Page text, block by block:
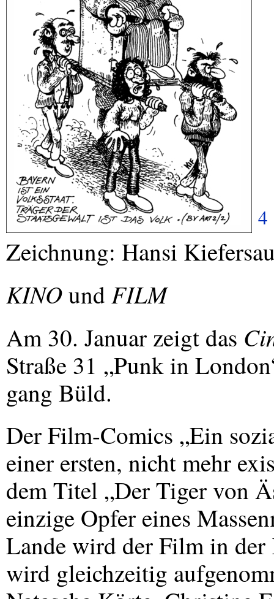
4
Zeichnung: Hansi
KINOundFILM
Am 30. Januar zeigt das
Straße 31 „Punk in
gang Büld.
Der Film-Comics „Ein
einer ersten, nicht mehr
dem Titel „Der Tiger von
einzige Opfer eines
Lande wird der Film in der
wird gleichzeitig